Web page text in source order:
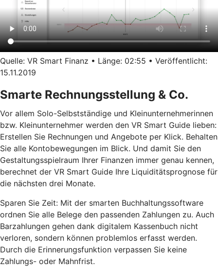
Quelle: VR Smart Finanz • Länge: 02:55 • Veröffentlicht:
15.11.2019
Smarte Rechnungsstellung & Co.
Vor allem Solo-Selbstständige und Kleinunternehmerinnen
bzw. Kleinunternehmer werden den VR Smart Guide lieben:
Erstellen Sie Rechnungen und Angebote per Klick. Behalten
Sie alle Kontobewegungen im Blick. Und damit Sie den
Gestaltungsspielraum Ihrer Finanzen immer genau kennen,
berechnet der VR Smart Guide Ihre Liquiditätsprognose für
die nächsten drei Monate.
Sparen Sie Zeit: Mit der smarten Buchhaltungssoftware
ordnen Sie alle Belege den passenden Zahlungen zu. Auch
Barzahlungen gehen dank digitalem Kassenbuch nicht
verloren, sondern können problemlos erfasst werden.
Durch die Erinnerungsfunktion verpassen Sie keine
Zahlungs- oder Mahnfrist.